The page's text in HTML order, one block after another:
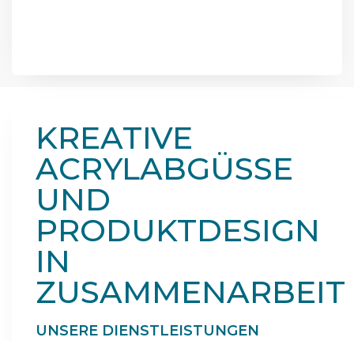
KREATIVE
ACRYLABGÜSSE
UND
PRODUKTDESIGN
IN
ZUSAMMENARBEIT
UNSERE DIENSTLEISTUNGEN